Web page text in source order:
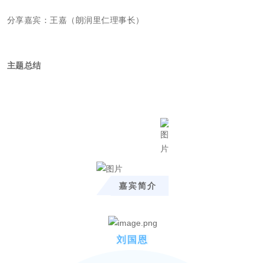
分享嘉宾： 王嘉（朗润里仁理事长）
主题总结
嘉宾简介
刘国恩